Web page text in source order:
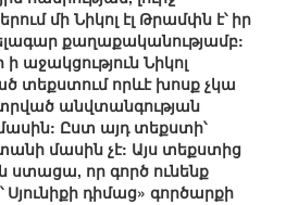
մի Նիկոլ էլ Թրամփն է՝ իր
քաղաքականությամբ:
աջակցություն Նիկոլ
տեքստում որևէ խոսք չկա
անվտանգության
Ըստ այդ տեքստի՝
մասին չէ: Այս տեքստից
ստացա, որ գործ ունենք
Սյունիքի դիմաց» գործարքի